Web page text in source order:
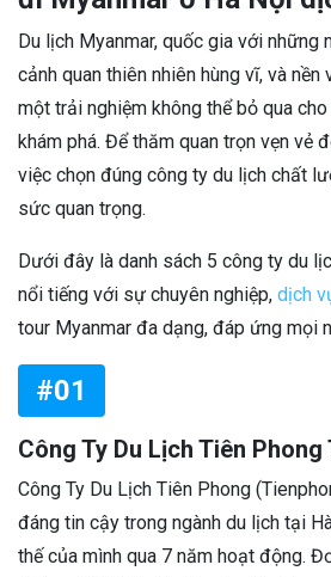
Du lịch Myanmar, quốc gia với những
cảnh quan thiên nhiên hùng vĩ, và nền
một trải nghiệm không thể bỏ qua
khám phá. Để thăm quan trọn vẹn vẻ
việc chọn đúng công ty du lịch chất
sức quan trọng.
Dưới đây là danh sách 5 công ty du
nổi tiếng với sự chuyên nghiệp, dịch
tour Myanmar đa dạng, đáp ứng mọi
#01
Công Ty Du Lịch Tiên Phong
Công Ty Du Lịch Tiên Phong
đáng tin cậy trong ngành du lịch tại
thế của mình qua 7 năm hoạt động.